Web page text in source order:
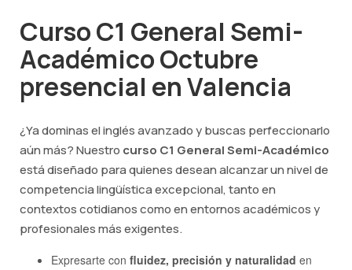
Curso C1 General Semi-
Académico Octubre
presencial en Valencia
¿Ya dominas el inglés avanzado y buscas perfeccionarlo
aún más? Nuestro curso C1 General Semi-Académico
está diseñado para quienes desean alcanzar un nivel de
competencia lingüística excepcional, tanto en
contextos cotidianos como en entornos académicos y
profesionales más exigentes.
Expresarte con fluidez, precisión y naturalidad en